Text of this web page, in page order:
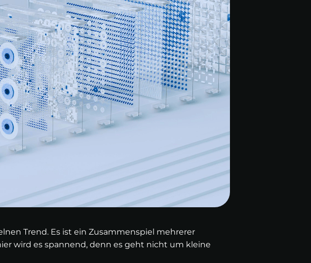
Trend. Es ist ein Zusammenspiel mehrerer
wird es spannend, denn es geht nicht um kleine